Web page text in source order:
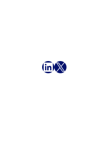
Facebook
LinkedIn
X E-mail